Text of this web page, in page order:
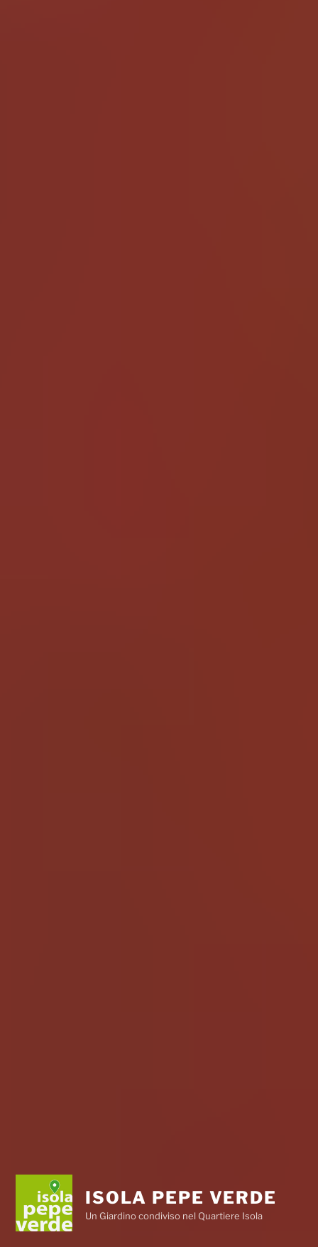
ISOLA PEPE VERDE
Un Giardino condiviso nel Quartiere Isola